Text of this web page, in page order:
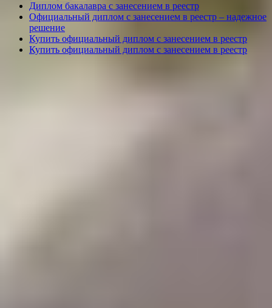
Диплом бакалавра с занесением в реестр
Официальный диплом с занесением в реестр – надежное
решение
Купить официальный диплом с занесением в реестр
Купить официальный диплом с занесением в реестр